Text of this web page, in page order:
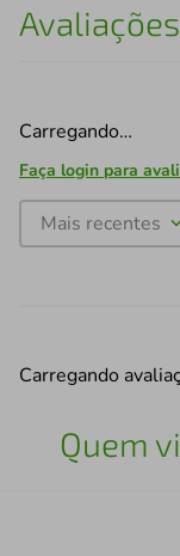
Avaliações
Carregando…
Faça login para
Mais recentes
Carregando
Quem